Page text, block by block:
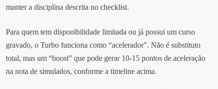
manter a disciplina descrita no checklist.
Para quem tem disponibilidade limitada ou já possui um curso
gravado, o Turbo funciona como “acelerador”. Não é substituto
total, mas um “boost” que pode gerar 10‑15 pontos de aceleração
na nota de simulados, conforme a timeline acima.